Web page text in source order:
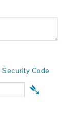
Code
➴